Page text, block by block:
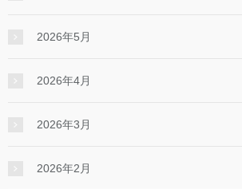
2026年5月
2026年4月
2026年3月
2026年2月